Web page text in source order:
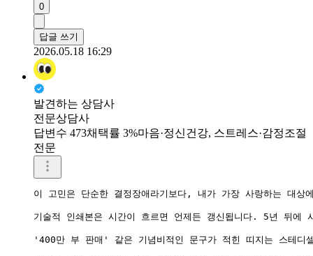
0
답글 쓰기
2026.05.18 16:29
발견하는 상담사
전문상담사
답변수 473채택률 3%마음·정신건강, 스트레스·감정조절
전문
이 고민은 단순한 결정장애라기보다, 내가 가장 사랑하는 대
기술적 인쇄본은 시간이 흐르면 언제든 갱신됩니다. 5년 뒤
'400만 부 판매' 같은 기념비적인 문구가 적힌 띠지는 스테디